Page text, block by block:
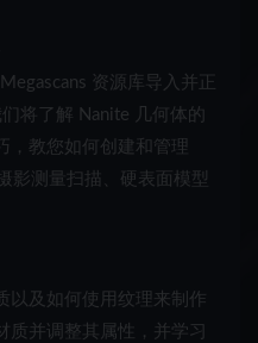
资源库导入并正
将了解 Nanite 几何体的
，教您如何创建和管理
影测量扫描、硬表面模型
以及如何使用纹理来制作
并调整其属性，并学习